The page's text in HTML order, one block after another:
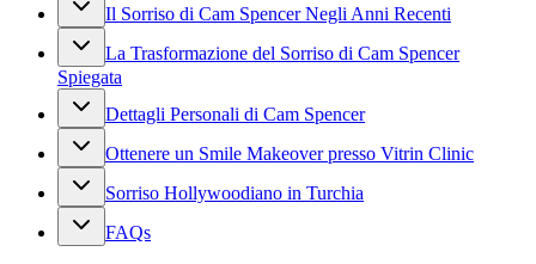
Il Sorriso di Cam Spencer Negli Anni Recenti
La Trasformazione del Sorriso di Cam Spencer
Spiegata
Dettagli Personali di Cam Spencer
Ottenere un Smile Makeover presso Vitrin Clinic
Sorriso Hollywoodiano in Turchia
FAQs